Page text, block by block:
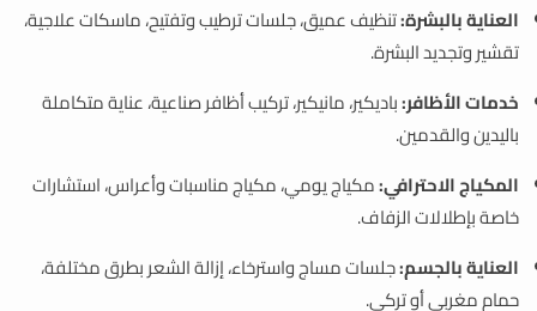
العناية بالبشرة:تنظيف عميق، جلسات ترطيب وتفتيح، ماسكات علاجية،
تقشير وتجديد البشرة.
خدمات الأظافر:باديكير، مانيكير، تركيب أظافر صناعية، عناية متكاملة
باليدين والقدمين.
المكياج الاحترافي:مكياج يومي، مكياج مناسبات وأعراس، استشارات
خاصة بإطلالات الزفاف.
العناية بالجسم:جلسات مساج واسترخاء، إزالة الشعر بطرق مختلفة،
حمام مغربي أو تركي.